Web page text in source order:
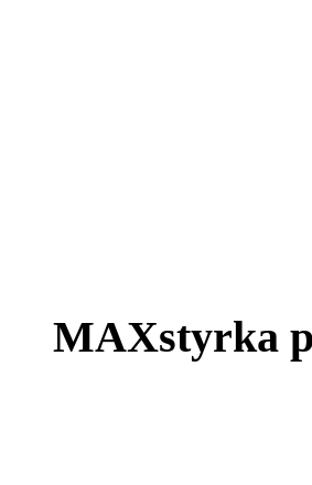
MAXstyrka